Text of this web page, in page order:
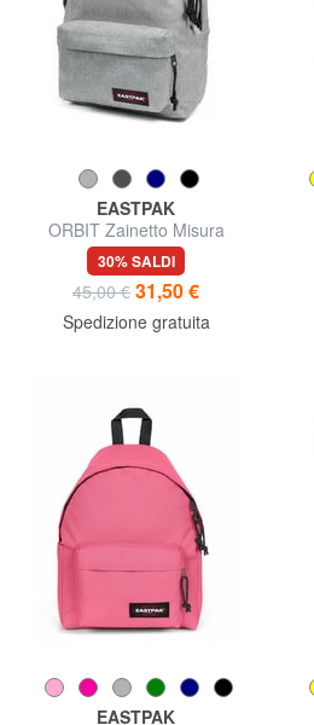
EASTPAK
ORBIT Zainetto Misura
piccola
30% SALDI
45,00 € 31,50 €
Spedizione gratuita
EASTPAK